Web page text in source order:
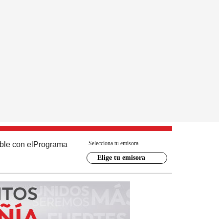
con el Programa Selecciona tu emisora
Elige tu emisora